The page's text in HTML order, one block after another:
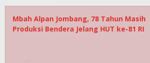
Mbah Alpan Jombang, 78 Tahun Masih
Produksi Bendera Jelang HUT ke-81 RI